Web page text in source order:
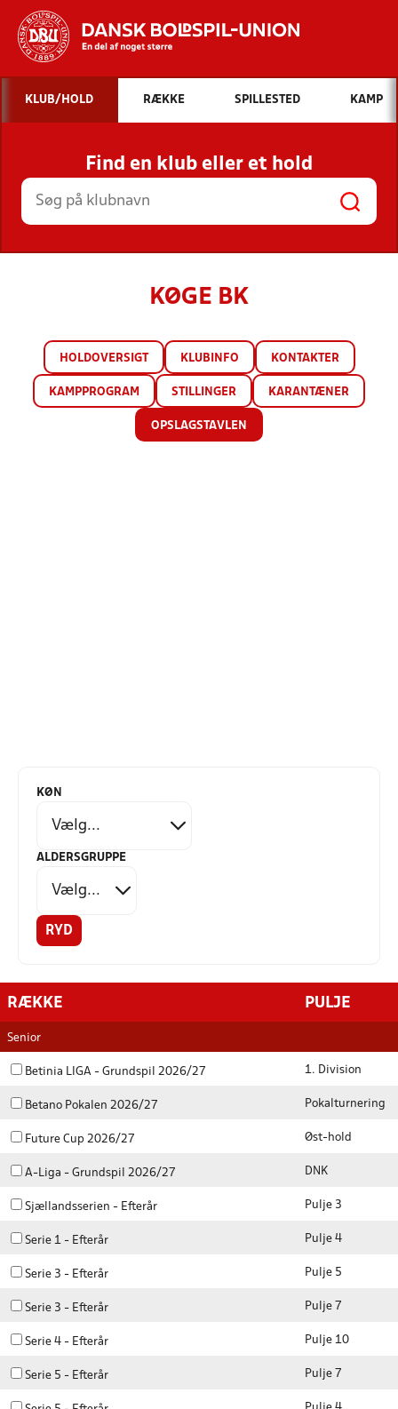
Hvad vil du søge efter?
INDHOLD OG NYHEDER
STILLINGER, RESULTATER, KLUBBER OG
HOLD
KLUB/HOLD RÆKKE SPILLESTED KAMP
Find en klub eller et hold
KØGE BK
HOLDOVERSIGT KLUBINFO KONTAKTER
KAMPPROGRAM STILLINGER KARANTÆNER
OPSLAGSTAVLEN
KØN
ALDERSGRUPPE
RYD
RÆKKE PULJE
Senior
Betinia LIGA - Grundspil 2026/27 1. Division
Betano Pokalen 2026/27 Pokalturnering
Future Cup 2026/27 Øst-hold
A-Liga - Grundspil 2026/27 DNK
Sjællandsserien - Efterår Pulje 3
Serie 1 - Efterår Pulje 4
Serie 3 - Efterår Pulje 5
Serie 3 - Efterår Pulje 7
Serie 4 - Efterår Pulje 10
Serie 5 - Efterår Pulje 7